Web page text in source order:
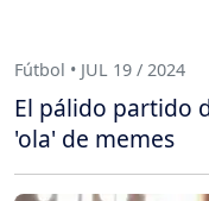
Fútbol • JUL 19 / 2024
El pálido partido
'ola' de memes